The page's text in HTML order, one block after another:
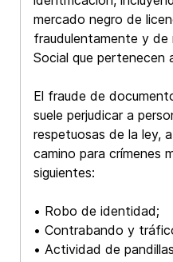
mercado negro de
fraudulentamente y de
Social que pertenecen
El fraude de
suele perjudicar a
respetuosas de la ley,
camino para crímenes
siguientes:
• Robo de identidad;
• Contrabando y
• Actividad de